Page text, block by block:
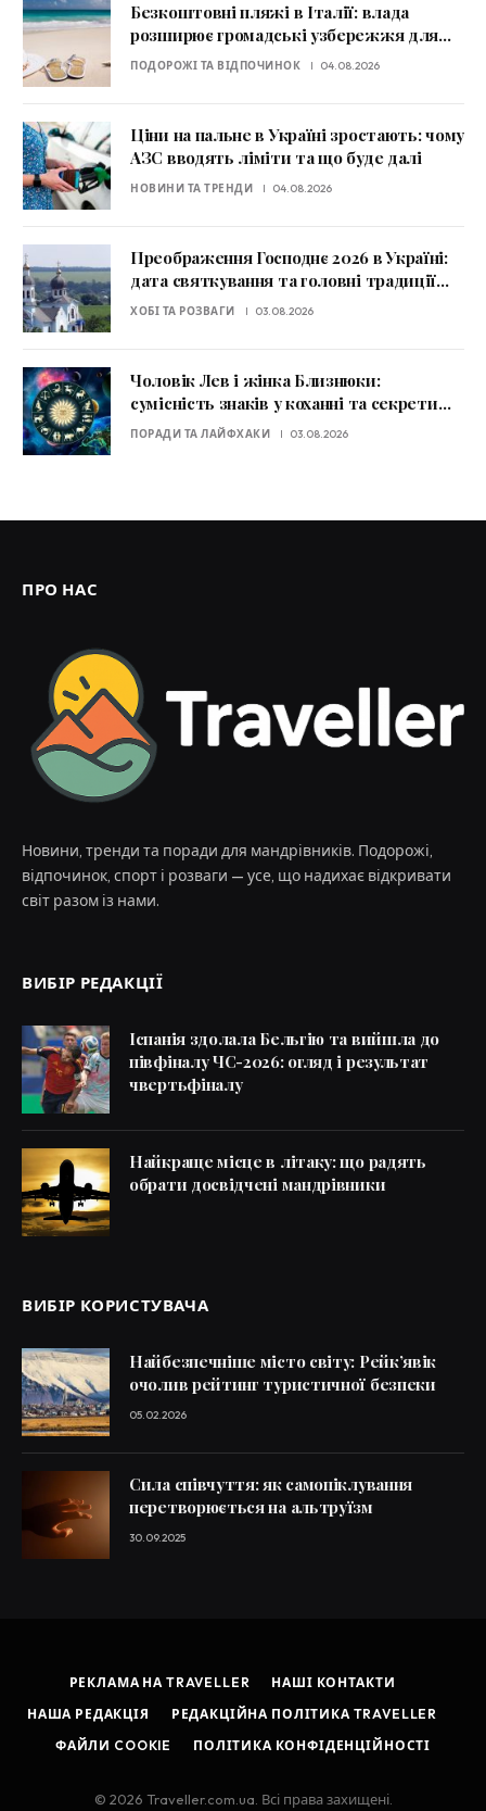
Безкоштовні пляжі в Італії: влада
розширює громадські узбережжя для
туристів
ПОДОРОЖІ ТА ВІДПОЧИНОК 04.08.2026
Ціни на пальне в Україні зростають: чому
АЗС вводять ліміти та що буде далі
НОВИНИ ТА ТРЕНДИ 04.08.2026
Преображення Господнє 2026 в Україні:
дата святкування та головні традиції
дня
ХОБІ ТА РОЗВАГИ 03.08.2026
Чоловік Лев і жінка Близнюки:
сумісність знаків у коханні та секрети
стосунків
ПОРАДИ ТА ЛАЙФХАКИ 03.08.2026
ПРО НАС
Новини, тренди та поради для мандрівників. Подорожі,
відпочинок, спорт і розваги — усе, що надихає відкривати
світ разом із нами.
ВИБІР РЕДАКЦІЇ
Іспанія здолала Бельгію та вийшла до
півфіналу ЧС-2026: огляд і результат
чвертьфіналу
Найкраще місце в літаку: що радять
обрати досвідчені мандрівники
ВИБІР КОРИСТУВАЧА
Найбезпечніше місто світу: Рейк’явік
очолив рейтинг туристичної безпеки
05.02.2026
Сила співчуття: як самопіклування
перетворюється на альтруїзм
30.09.2025
РЕКЛАМА НА TRAVELLER
НАШІ КОНТАКТИ
НАША РЕДАКЦІЯ
РЕДАКЦІЙНА ПОЛІТИКА TRAVELLER
ФАЙЛИ COOKIE
ПОЛІТИКА КОНФІДЕНЦІЙНОСТІ
© 2026 Traveller.com.ua. Всі права захищені.